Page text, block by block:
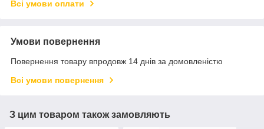
Всі умови оплати
Умови повернення
Повернення товару впродовж 14 днів за домовленістю
Всі умови повернення
З цим товаром також замовляють